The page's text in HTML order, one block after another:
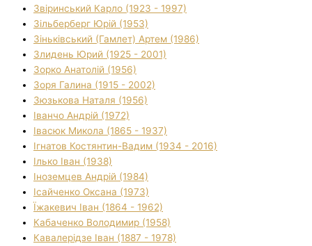
Звіринський Карло (1923 - 1997)
Зільберберг Юрій (1953)
Зіньківський (Гамлет) Артем (1986)
Злидень Юрий (1925 - 2001)
Зорко Анатолій (1956)
Зоря Галина (1915 - 2002)
Зюзькова Наталя (1956)
Іванчо Андрій (1972)
Івасюк Микола (1865 - 1937)
Ігнатов Костянтин-Вадим (1934 - 2016)
Ілько Іван (1938)
Іноземцев Андрій (1984)
Ісайченко Оксана (1973)
Їжакевич Іван (1864 - 1962)
Кабаченко Володимир (1958)
Кавалерідзе Іван (1887 - 1978)